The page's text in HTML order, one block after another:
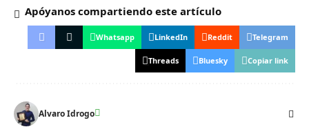
Apóyanos compartiendo este artículo
Whatsapp LinkedIn Reddit Telegram
Threads Bluesky Copiar link
Alvaro Idrogo